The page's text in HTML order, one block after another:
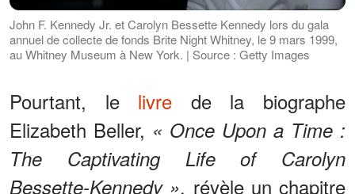
John F. Kennedy Jr. et Carolyn Bessette Kennedy lors du gala
annuel de collecte de fonds Brite Night Whitney, le 9 mars 1999,
au Whitney Museum à New York. | Source : Getty Images
Pourtant, le livre de la biographe
Elizabeth Beller, « Once Upon a Time :
The Captivating Life of Carolyn
Bessette-Kennedy », révèle un chapitre